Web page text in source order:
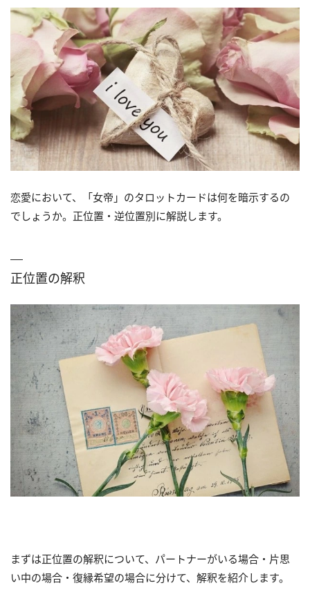
恋愛において、「女帝」のタロットカードは何を暗示するの
でしょうか。正位置・逆位置別に解説します。
正位置の解釈
まずは正位置の解釈について、パートナーがいる場合・片思
い中の場合・復縁希望の場合に分けて、解釈を紹介します。